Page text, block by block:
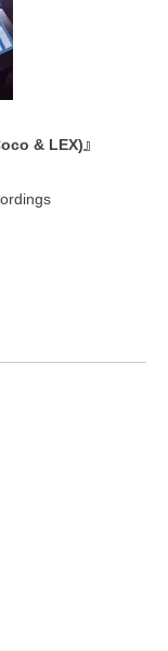
& LEX)』